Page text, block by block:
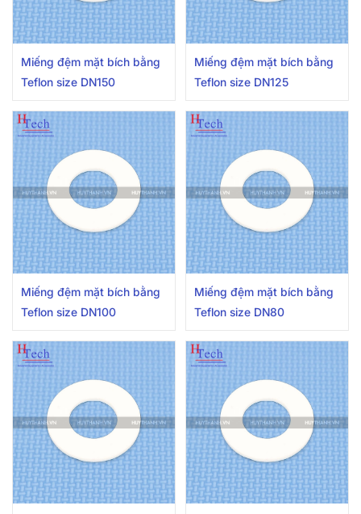
Miếng đệm mặt bích bằng
Teflon size DN150
Miếng đệm mặt bích bằng
Teflon size DN125
Miếng đệm mặt bích bằng
Teflon size DN100
Miếng đệm mặt bích bằng
Teflon size DN80